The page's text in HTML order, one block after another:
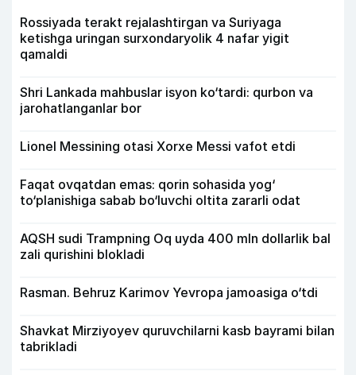
Rossiyada terakt rejalashtirgan va Suriyaga
ketishga uringan surxondaryolik 4 nafar yigit
qamaldi
Shri Lankada mahbuslar isyon ko‘tardi: qurbon va
jarohatlanganlar bor
Lionel Messining otasi Xorxe Messi vafot etdi
Faqat ovqatdan emas: qorin sohasida yog‘
to‘planishiga sabab bo‘luvchi oltita zararli odat
AQSH sudi Trampning Oq uyda 400 mln dollarlik bal
zali qurishini blokladi
Rasman. Behruz Karimov Yevropa jamoasiga o‘tdi
Shavkat Mirziyoyev quruvchilarni kasb bayrami bilan
tabrikladi